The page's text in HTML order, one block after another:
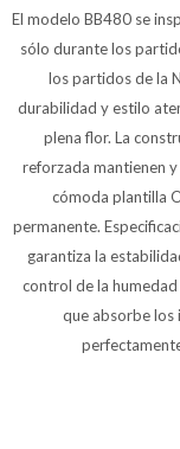
El modelo BB480 se
sólo durante los
los partidos de la
durabilidad y estilo
plena flor. La
reforzada mantienen
cómoda plantilla
permanente.
garantiza la
control de la
que absorbe los